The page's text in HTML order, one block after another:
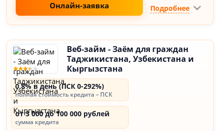
Онлайн-заявка Подробнее
Веб-займ - Заём для граждан
Таджикистана, Узбекистана и
Кыргызстана
0,8% в день (ПСК 0-292%)
полная стоимость кредита – ПСК
от 3 000 до 100 000 рублей
сумма кредита